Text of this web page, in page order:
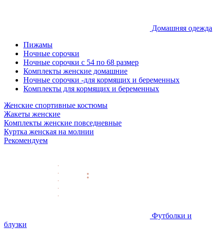
Домашняя одежда
Пижамы
Ночные сорочки
Ночные сорочки с 54 по 68 размер
Комплекты женские домашние
Ночные сорочки -для кормящих и беременных
Комплекты для кормящих и беременных
Женские спортивные костюмы
Жакеты женские
Комплекты женские повседневные
Куртка женская на молнии
Рекомендуем
Футболки и
блузки